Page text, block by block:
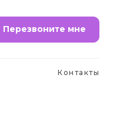
Перезвоните мне
Контакты